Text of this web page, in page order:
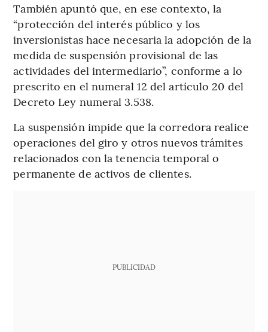
También apuntó que, en ese contexto, la
“protección del interés público y los
inversionistas hace necesaria la adopción de la
medida de suspensión provisional de las
actividades del intermediario”, conforme a lo
prescrito en el numeral 12 del artículo 20 del
Decreto Ley numeral 3.538.
La suspensión impide que la corredora realice
operaciones del giro y otros nuevos trámites
relacionados con la tenencia temporal o
permanente de activos de clientes.
PUBLICIDAD